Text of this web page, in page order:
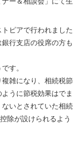
ピアで行われました
行支店の役席の方も
す。
雑になり、相続税節
うに節税効果はでま
いとされていた相続
除が設けられるよう